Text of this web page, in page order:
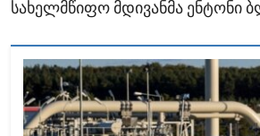
სახელმწიფო მდივანმა ენტონი